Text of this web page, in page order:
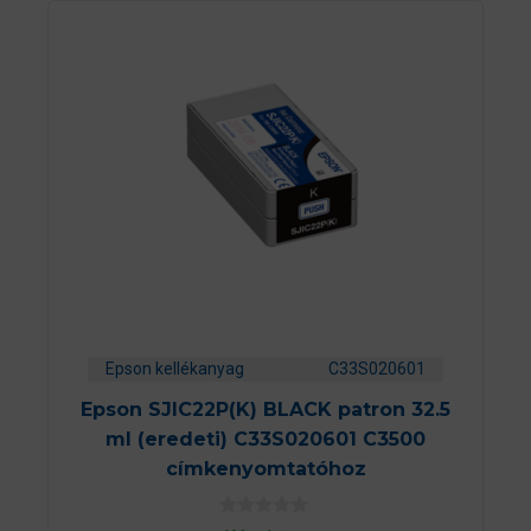
Epson kellékanyag C33S020601
Epson SJIC22P(K) BLACK patron 32.5
ml (eredeti) C33S020601 C3500
címkenyomtatóhoz